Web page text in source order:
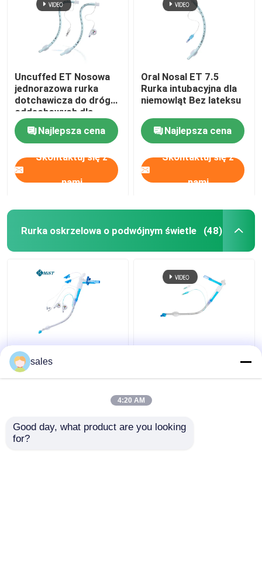
Uncuffed ET Nosowa
jednorazowa rurka
dotchawicza do dróg
oddechowych dla
chirurgów OEM
Najlepsza cena
Skontaktuj się z
nami
Oral Nosal ET 7.5
Rurka intubacyjna dla
niemowląt Bez lateksu
Najlepsza cena
Skontaktuj się z
nami
Rurka oskrzelowa o podwójnym świetle (48)
ICU Podwójna rurka
tracheostomijna z
mankietem Kaniula
Skontaktuj się z
Dwuświatłowa rurka
Skontaktuj się z
sales
4:20 AM
Good day, what product are you looking
for?